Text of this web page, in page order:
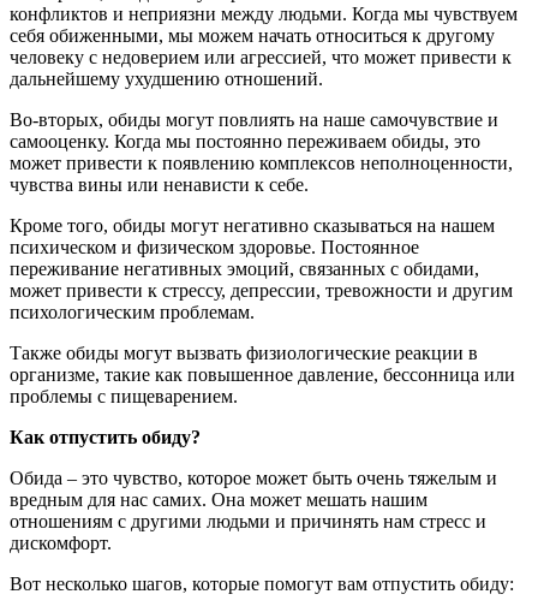
конфликтов и неприязни между людьми. Когда мы чувствуем
себя обиженными, мы можем начать относиться к другому
человеку с недоверием или агрессией, что может привести к
дальнейшему ухудшению отношений.
Во-вторых, обиды могут повлиять на наше самочувствие и
самооценку. Когда мы постоянно переживаем обиды, это
может привести к появлению комплексов неполноценности,
чувства вины или ненависти к себе.
Кроме того, обиды могут негативно сказываться на нашем
психическом и физическом здоровье. Постоянное
переживание негативных эмоций, связанных с обидами,
может привести к стрессу, депрессии, тревожности и другим
психологическим проблемам.
Также обиды могут вызвать физиологические реакции в
организме, такие как повышенное давление, бессонница или
проблемы с пищеварением.
Как отпустить обиду?
Обида – это чувство, которое может быть очень тяжелым и
вредным для нас самих. Она может мешать нашим
отношениям с другими людьми и причинять нам стресс и
дискомфорт.
Вот несколько шагов, которые помогут вам отпустить обиду: